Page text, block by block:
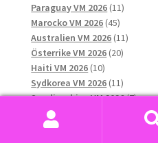
produkter
Paraguay VM 2026 1111
Marocko VM 2026 4545
produkter
Australien VM 2026 1111
Österrike VM 2026 2020
Haiti VM 2026 1010
produkter
Sydkorea VM 2026 1111
Saudiarabien VM 2026 77
Curaçao VM 2026
produkter
Ghana VM 2026